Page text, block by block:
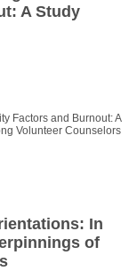
A Study
Factors and Burnout: A
Volunteer Counselors
In
of